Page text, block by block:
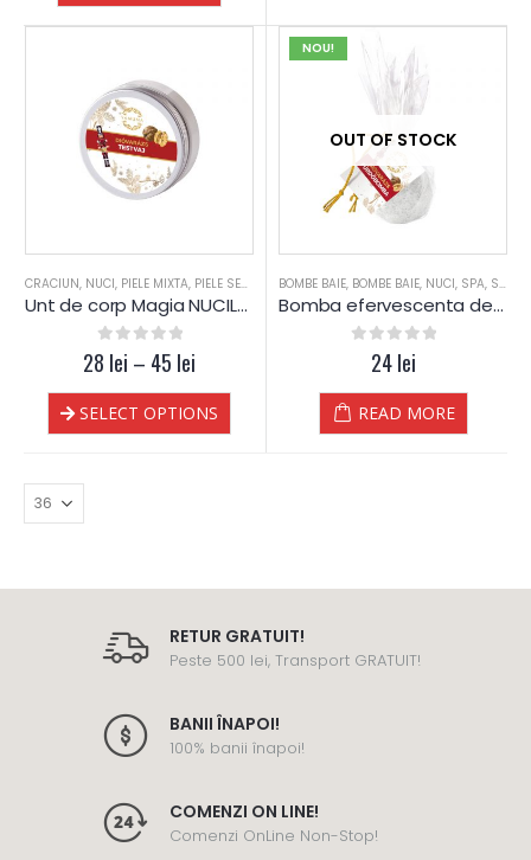
CRACIUN, NUCI, PIELE MIXTA, PIELE SENSIBILA ,PIELE USCATA,TEN DESHIDRATAT, UNT
Unt de corp Magia NUCILOR – Yamuna
0 out of 5
28 lei – 45 lei
SELECT OPTIONS
NOU!
OUT OF STOCK
BOMBE BAIE, BOMBE BAIE, NUCI, SPA, SPA-WELLNESS
Bomba efervescenta de Baie NUCI – Yamuna
out of 5
24lei
READ MORE
RETUR GRATUIT!
Peste 500 lei, Transport GRATUIT!
BANII ÎNAPOI!
100% banii înapoi!
COMENZI ON LINE!
Comenzi OnLine Non-Stop!